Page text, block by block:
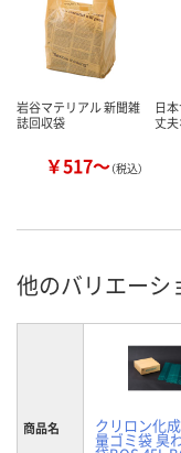
岩谷マテリアル 新聞雑
誌回収袋
￥517～（税込）
日
丈
他のバリエーシ
商品名 クリロン化
量ゴミ袋 臭